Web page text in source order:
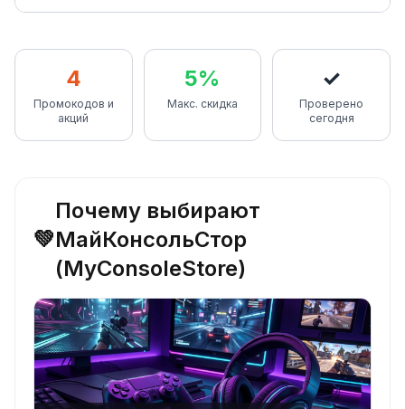
4
Промокодов и
акций
5%
Макс. скидка
✓
Проверено
сегодня
💚
Почему выбирают
МайКонсольСтор
(MyConsoleStore)